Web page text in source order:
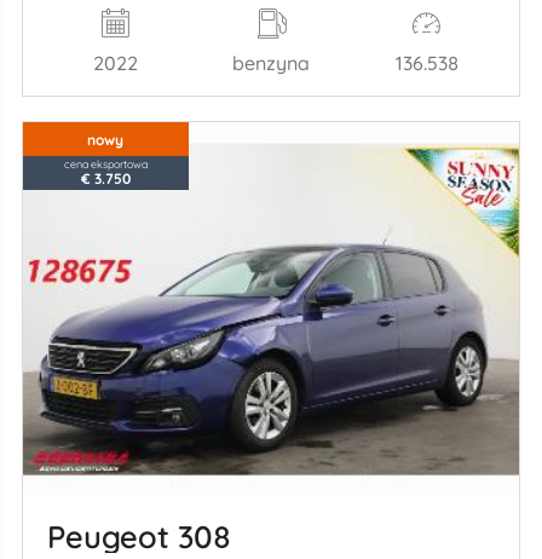
2022 benzyna 136.538
nowy
cena eksportowa
€ 3.750
Peugeot 308